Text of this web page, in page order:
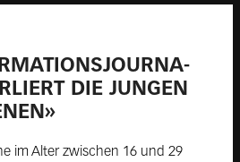
DIE JUN­GEN
im Alter zwischen 16 und 29